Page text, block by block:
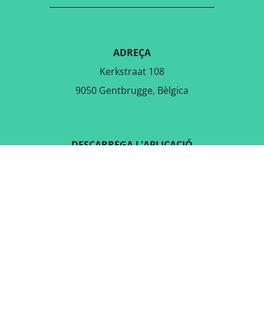
ADREÇA
Kerkstraat 108
9050 Gentbrugge, Bèlgica
DESCARREGA L'APLICACIÓ